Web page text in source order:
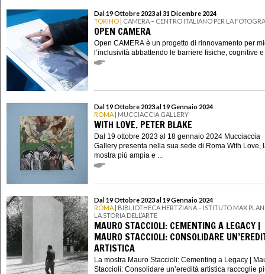
Dal 19 Ottobre 2023 al 31 Dicembre 2024
TORINO | CAMERA – CENTRO ITALIANO PER LA
OPEN CAMERA
Open CAMERA è un progetto di rinnovamento per
l’inclusività abbattendo le barriere fisiche, cognitive
Dal 19 Ottobre 2023 al 19 Gennaio 2024
ROMA | MUCCIACCIA GALLERY
WITH LOVE. PETER BLAKE
Dal 19 ottobre 2023 al 18 gennaio 2024 Mucciaccia
Gallery presenta nella sua sede di Roma With Love,
mostra più ampia e ...
Dal 19 Ottobre 2023 al 19 Gennaio 2024
ROMA | BIBLIOTHECA HERTZIANA – ISTITUTO MAX
LA STORIA DELL’ARTE
MAURO STACCIOLI: CEMENTING A LEGACY |
MAURO STACCIOLI: CONSOLIDARE
ARTISTICA
La mostra Mauro Staccioli: Cementing a Legacy |
Staccioli: Consolidare un’eredità artistica raccoglie